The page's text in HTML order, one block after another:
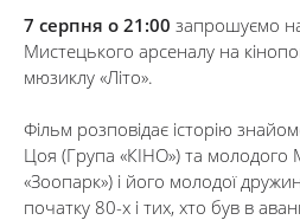
7 серпня о 21:00 запрошуємо
Мистецького арсеналу на
мюзиклу «Літо».
Фільм розповідає історію
Цоя (Група «КІНО») та молодого
«Зоопарк») і його молодої
початку 80-х і тих, хто був в